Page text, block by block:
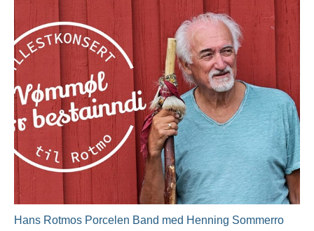
Hans Rotmos Porcelen Band med Henning Sommerro